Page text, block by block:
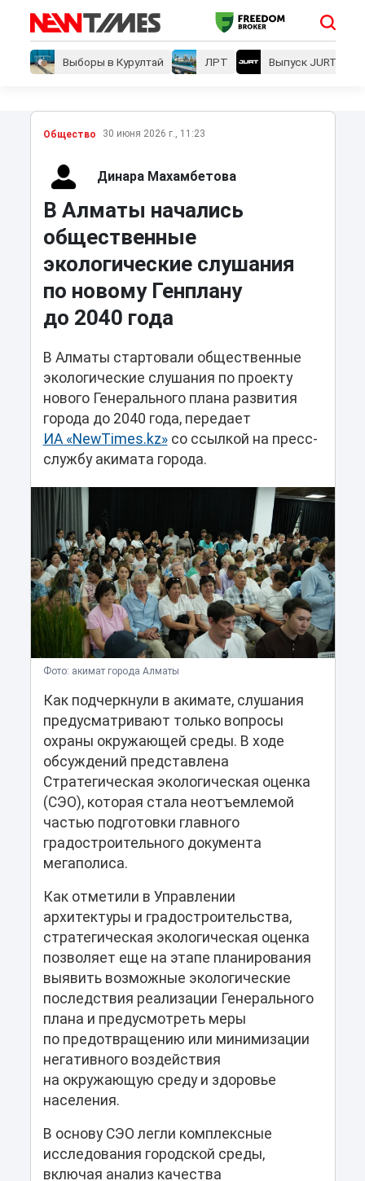
Выборы в Курултай ЛРТ Выпуск JURT
Общество 30 июня 2026 г., 11:23
Динара Махамбетова
В Алматы начались
общественные
экологические слушания
по новому Генплану
до 2040 года
В Алматы стартовали общественные
экологические слушания по проекту
нового Генерального плана развития
города до 2040 года, передает
ИА «NewTimes.kz»со ссылкой на пресс-
службу акимата города.
Фото: акимат города Алматы
Как подчеркнули в акимате, слушания
предусматривают только вопросы
охраны окружающей среды. В ходе
обсуждений представлена
Стратегическая экологическая оценка
(СЭО), которая стала неотъемлемой
частью подготовки главного
градостроительного документа
мегаполиса.
Как отметили в Управлении
архитектуры и градостроительства,
стратегическая экологическая оценка
позволяет еще на этапе планирования
выявить возможные экологические
последствия реализации Генерального
плана и предусмотреть меры
по предотвращению или минимизации
негативного воздействия
на окружающую среду и здоровье
населения.
В основу СЭО легли комплексные
исследования городской среды,
включая анализ качества